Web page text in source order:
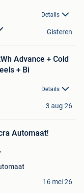
Details
Gisteren
Advance + Cold
+ Bi
Details
3 aug 26
Automaat!
16 mei 26